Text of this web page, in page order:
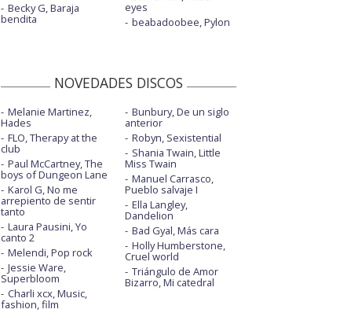
Becky G, Baraja
bendita
eyes
beabadoobee, Pylon
NOVEDADES DISCOS
Melanie Martinez,
Hades
FLO, Therapy at the
club
Paul McCartney, The
boys of Dungeon Lane
Karol G, No me
arrepiento de sentir
tanto
Laura Pausini, Yo
canto 2
Melendi, Pop rock
Jessie Ware,
Superbloom
Charli xcx, Music,
fashion, film
Bunbury, De un siglo
anterior
Robyn, Sexistential
Shania Twain, Little
Miss Twain
Manuel Carrasco,
Pueblo salvaje I
Ella Langley,
Dandelion
Bad Gyal, Más cara
Holly Humberstone,
Cruel world
Triángulo de Amor
Bizarro, Mi catedral